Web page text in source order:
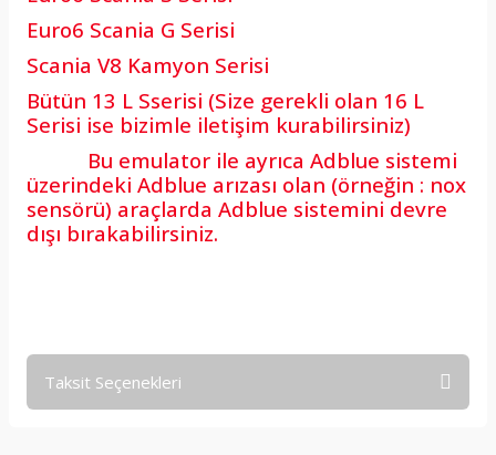
Euro6 Scania G Serisi
Scania V8 Kamyon Serisi
Bütün 13 L Sserisi (Size gerekli olan 16 L
Serisi ise bizimle iletişim kurabilirsiniz)
Bu emulator ile ayrıca Adblue sistemi
üzerindeki Adblue arızası olan (örneğin : nox
sensörü) araçlarda Adblue sistemini devre
dışı bırakabilirsiniz.
Taksit Seçenekleri